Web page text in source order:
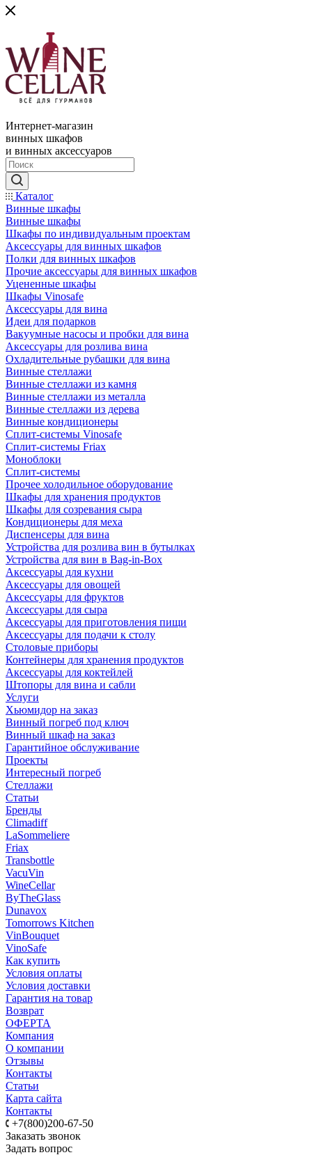
Интернет-магазин
винных шкафов
и винных аксессуаров
Каталог
Винные шкафы
Винные шкафы
Шкафы по индивидуальным проектам
Аксессуары для винных шкафов
Полки для винных шкафов
Прочие аксессуары для винных шкафов
Уцененные шкафы
Шкафы Vinosafe
Аксессуары для вина
Идеи для подарков
Вакуумные насосы и пробки для вина
Аксессуары для розлива вина
Охладительные рубашки для вина
Винные стеллажи
Винные стеллажи из камня
Винные стеллажи из металла
Винные стеллажи из дерева
Винные кондиционеры
Сплит-системы Vinosafe
Сплит-системы Friax
Моноблоки
Сплит-системы
Прочее холодильное оборудование
Шкафы для хранения продуктов
Шкафы для созревания сыра
Кондиционеры для меха
Диспенсеры для вина
Устройства для розлива вин в бутылках
Устройства для вин в Bag-in-Box
Аксессуары для кухни
Аксессуары для овощей
Аксессуары для фруктов
Аксессуары для сыра
Аксессуары для приготовления пищи
Аксессуары для подачи к столу
Столовые приборы
Контейнеры для хранения продуктов
Аксессуары для коктейлей
Штопоры для вина и сабли
Услуги
Хьюмидор на заказ
Винный погреб под ключ
Винный шкаф на заказ
Гарантийное обслуживание
Проекты
Интересный погреб
Стеллажи
Статьи
Бренды
Climadiff
LaSommeliere
Friax
Transbottle
VacuVin
WineCellar
ByTheGlass
Dunavox
Tomorrows Kitchen
VinBouquet
VinoSafe
Как купить
Условия оплаты
Условия доставки
Гарантия на товар
Возврат
ОФЕРТА
Компания
О компании
Отзывы
Контакты
Статьи
Карта сайта
Контакты
+7(800)200-67-50
Заказать звонок
Задать вопрос